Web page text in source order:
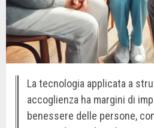
La tecnologia applicata a
accoglienza ha margini di
benessere delle persone,